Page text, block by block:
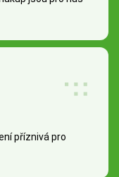
příznivá pro